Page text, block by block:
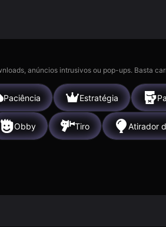
anúncios intrusivos ou pop-ups. Basta
Paciência Estratégia
Obby Tiro Atirador